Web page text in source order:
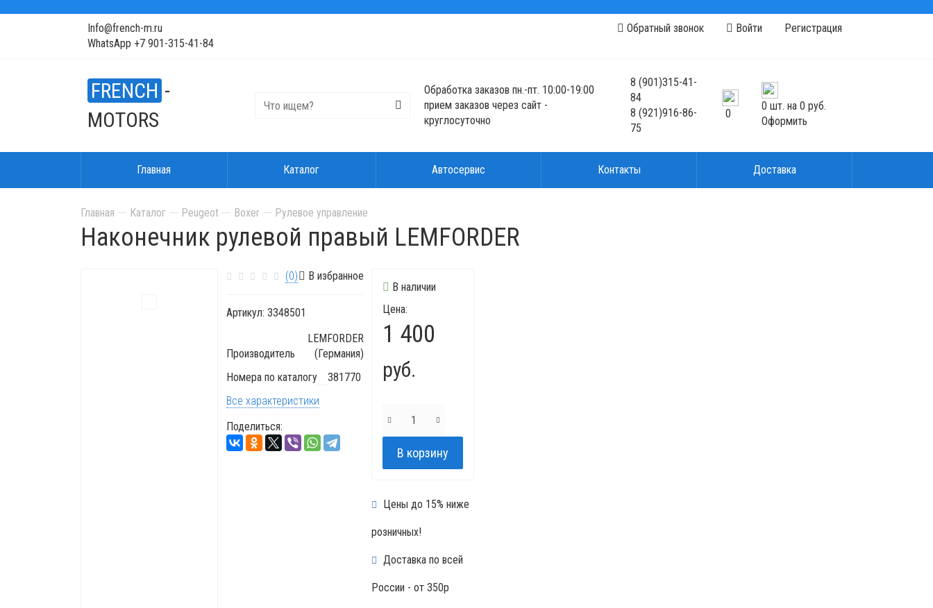
Info@french-m.ru
WhatsApp +7 901-315-41-84
Обратный звонок Войти Регистрация
FRENCH -
MOTORS
Обработка заказов пн.-пт. 10:00-19:00
прием заказов через сайт -
круглосуточно
8(901)315-41-
84
8(921)916-86-
75
0
0 шт. на 0 руб.
Оформить
Главная Каталог Автосервис Контакты Доставка
Главная Каталог Peugeot Boxer Рулевое управление
Наконечник рулевой правый LEMFORDER
(0) В избранное
Артикул: 3348501
Производитель
LEMFORDER
(Германия)
Номера по каталогу
381770
Все характеристики
Поделиться:
В наличии
Цена:
1 400
руб.
Цены до 15% ниже
розничных!
Доставка по всей
России - от 350р